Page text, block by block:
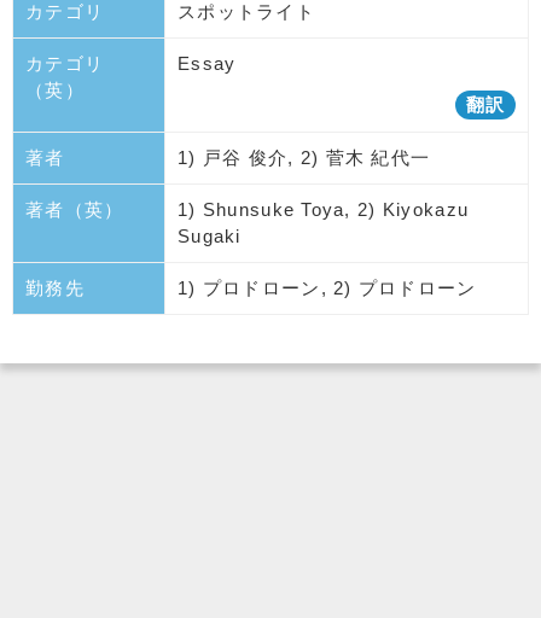
カテゴリ スポットライト
カテゴリ
（英）
Essay
翻訳
著者 1) 戸谷 俊介, 2) 菅木 紀代一
著者（英）
1) Shunsuke Toya, 2) Kiyokazu
Sugaki
勤務先 1) プロドローン, 2) プロドローン